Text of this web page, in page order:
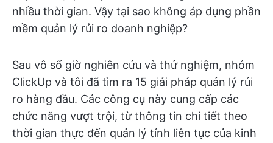
nhiều thời gian. Vậy tại sao không áp dụng phần
mềm quản lý rủi ro doanh nghiệp?
Sau vô số giờ nghiên cứu và thử nghiệm, nhóm
ClickUp và tôi đã tìm ra 15 giải pháp quản lý rủi
ro hàng đầu. Các công cụ này cung cấp các
chức năng vượt trội, từ thông tin chi tiết theo
thời gian thực đến quản lý tính liên tục của kinh